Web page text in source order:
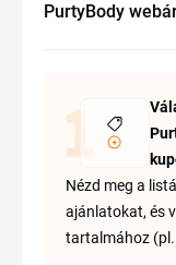
PurtyBody
Nézd meg a
ajánlatokat, és
tartalmához